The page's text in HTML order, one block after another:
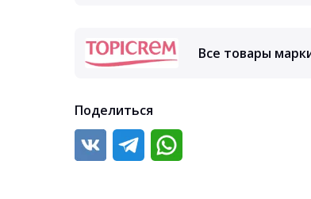
Все товары
Поделиться